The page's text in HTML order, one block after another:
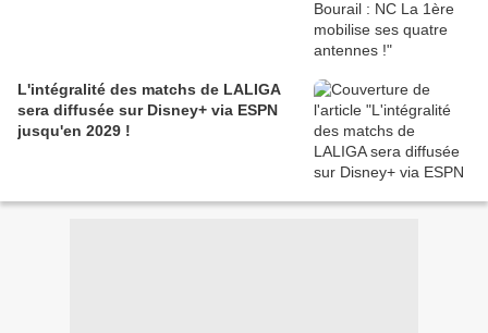
L'intégralité des matchs de LALIGA
sera diffusée sur Disney+ via ESPN
jusqu'en 2029 !